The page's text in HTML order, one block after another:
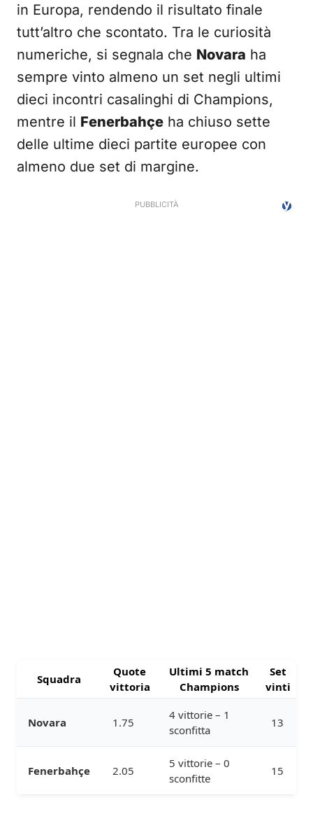
in Europa, rendendo il risultato finale
tutt’altro che scontato. Tra le curiosità
numeriche, si segnala che Novara ha
sempre vinto almeno un set negli ultimi
dieci incontri casalinghi di Champions,
mentre il Fenerbahçe ha chiuso sette
delle ultime dieci partite europee con
almeno due set di margine.
Squadra
Quote
vittoria
Ultimi 5 match
Champions
Set
vinti
Novara 1.75
4 vittorie – 1
sconfitta
13
Fenerbahçe 2.05
5 vittorie – 0
sconfitte
15